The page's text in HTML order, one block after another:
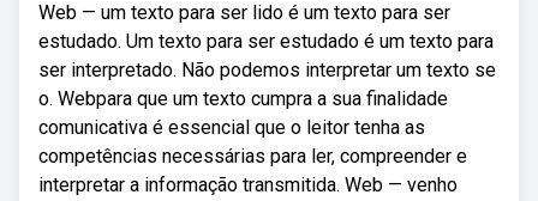
Web — um texto para ser lido é um texto para ser
estudado. Um texto para ser estudado é um texto para
ser interpretado. Não podemos interpretar um texto se
o. Webpara que um texto cumpra a sua finalidade
comunicativa é essencial que o leitor tenha as
competências necessárias para ler, compreender e
interpretar a informação transmitida. Web — venho